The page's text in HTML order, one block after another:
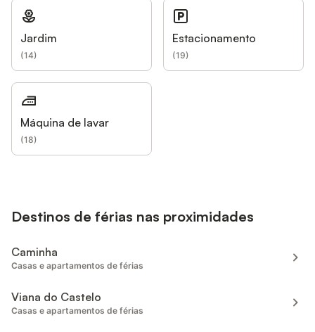
Jardim
(14)
Estacionamento
(19)
Máquina de lavar
(18)
Destinos de férias nas proximidades
Caminha
Casas e apartamentos de férias
Viana do Castelo
Casas e apartamentos de férias